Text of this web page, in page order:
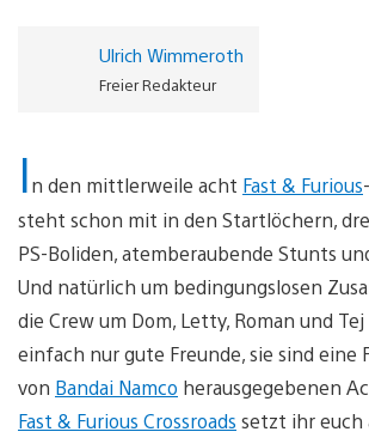
Ulrich Wimmeroth
Freier Redakteur
In den mittlerweile acht Fast & Furious
steht schon mit in den Startlöchern,
PS-Boliden, atemberaubende Stunts
Und natürlich um bedingungslosen
die Crew um Dom, Letty, Roman und
einfach nur gute Freunde, sie sind eine
von Bandai Namco herausgegebenen
Fast & Furious Crossroads setzt ihr euch